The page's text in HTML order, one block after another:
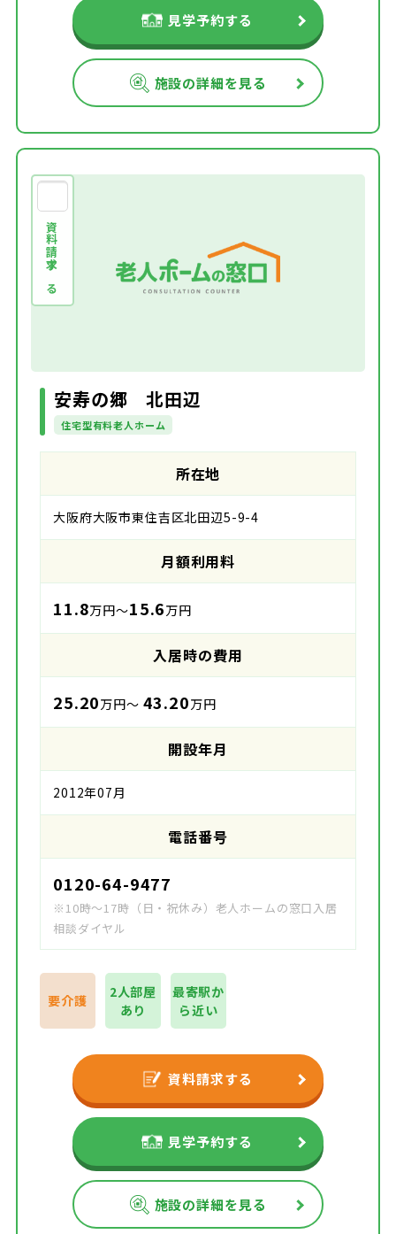
見学予約する
施設の詳細を見る
資料請求する
安寿の郷 北田辺
住宅型有料老人ホーム
所在地
大阪府大阪市東住吉区北田辺5-9-4
月額利用料
11.8万円～15.6万円
入居時の費用
25.20万円～ 43.20万円
開設年月
2012年07月
電話番号
0120-64-9477
※10時～17時（日・祝休み）老人ホームの窓口入居
相談ダイヤル
要介護
2人部屋
あり
最寄駅か
ら近い
資料請求する
見学予約する
施設の詳細を見る